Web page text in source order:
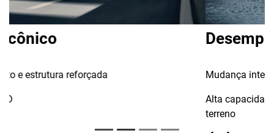
Desempenho Off-road
Mudança inteligente entre 6+ modos de condução
Alta capacidade de transposição em diferentes tipos de